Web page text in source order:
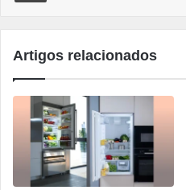
Artigos relacionados